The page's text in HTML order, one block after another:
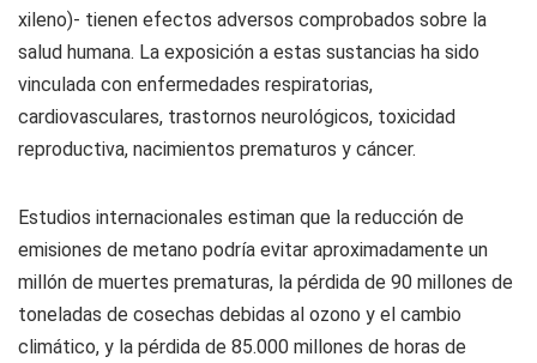
xileno)- tienen efectos adversos comprobados sobre la
salud humana. La exposición a estas sustancias ha sido
vinculada con enfermedades respiratorias,
cardiovasculares, trastornos neurológicos, toxicidad
reproductiva, nacimientos prematuros y cáncer.
Estudios internacionales estiman que la reducción de
emisiones de metano podría evitar aproximadamente un
millón de muertes prematuras, la pérdida de 90 millones de
toneladas de cosechas debidas al ozono y el cambio
climático, y la pérdida de 85.000 millones de horas de